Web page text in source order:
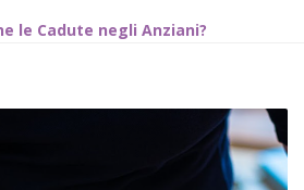
le Cadute negli Anziani?